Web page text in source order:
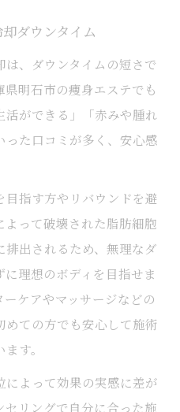
ダウンタイム
、ダウンタイムの短さで
明石市の痩身エステでも
活ができる」「赤みや腫れ
た口コミが多く、安心感
指す方やリバウンドを避
って破壊された脂肪細胞
出されるため、無理なダ
理想のボディを目指せま
ケアやマッサージなどの
ての方でも安心して施術
す。
よって効果の実感に差が
リングで自分に合った施